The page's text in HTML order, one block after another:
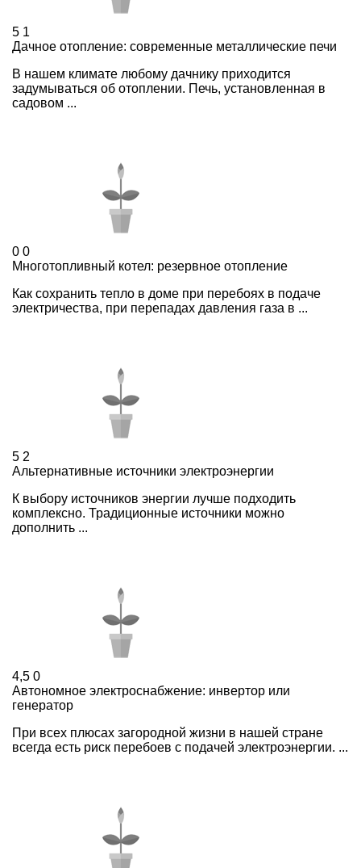
5 1
Дачное отопление: современные металлические печи
В нашем климате любому дачнику приходится
задумываться об отоплении. Печь, установленная в
садовом ...
0 0
Многотопливный котел: резервное отопление
Как сохранить тепло в доме при перебоях в подаче
электричества, при перепадах давления газа в ...
5 2
Альтернативные источники электроэнергии
К выбору источников энергии лучше подходить
комплексно. Традиционные источники можно
дополнить ...
4,5 0
Автономное электроснабжение: инвертор или
генератор
При всех плюсах загородной жизни в нашей стране
всегда есть риск перебоев с подачей электроэнергии. ...